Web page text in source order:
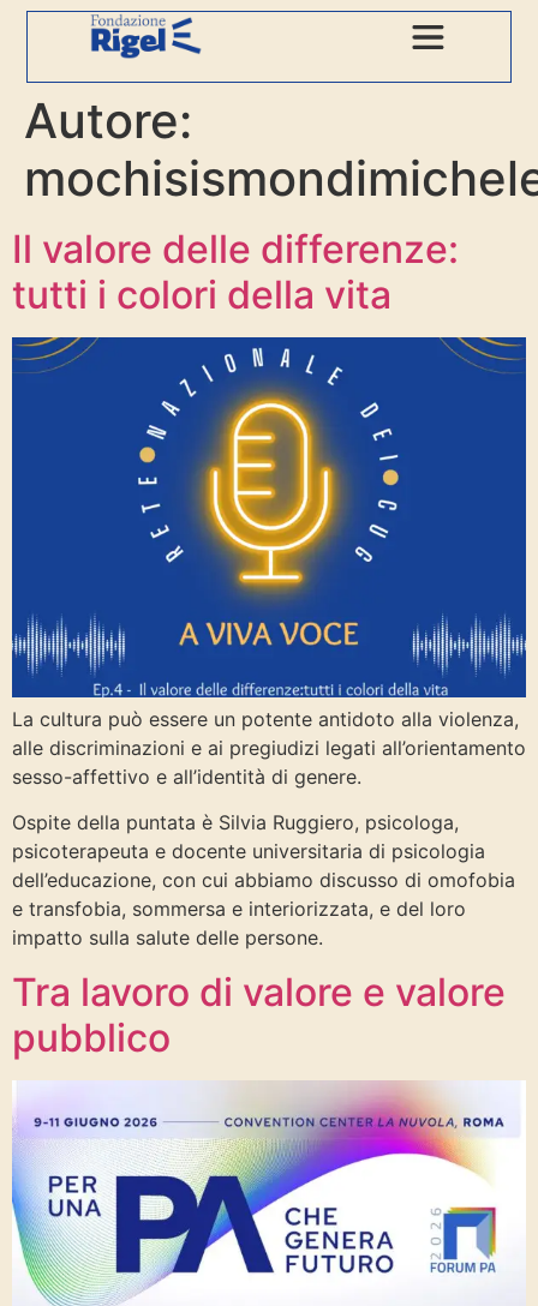
Autore:
Il valore delle differenze:
tutti i colori della vita
La cultura può essere un potente antidoto alla violenza,
alle discriminazioni e ai pregiudizi legati all’orientamento
sesso-affettivo e all’identità di genere.
Ospite della puntata è Silvia Ruggiero, psicologa,
psicoterapeuta e docente universitaria di psicologia
dell’educazione, con cui abbiamo discusso di omofobia
e transfobia, sommersa e interiorizzata, e del loro
impatto sulla salute delle persone.
Tra lavoro di valore e valore
pubblico